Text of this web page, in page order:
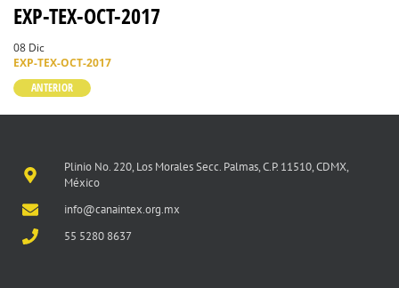
EXP-TEX-OCT-2017
08 Dic
EXP-TEX-OCT-2017
ANTERIOR
Plinio No. 220, Los Morales Secc. Palmas, C.P. 11510, CDMX,
México
info@canaintex.org.mx
55 5280 8637